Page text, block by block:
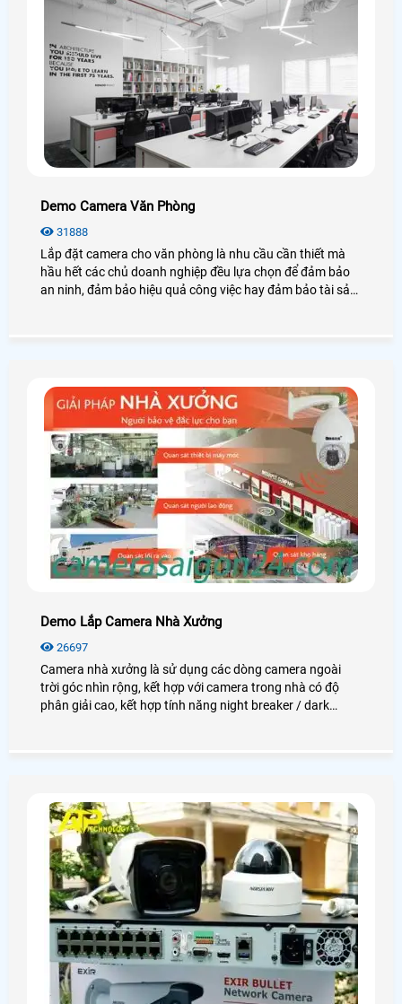
Demo Camera Văn Phòng
31888
Lắp đặt camera cho văn phòng là nhu cầu cần thiết mà
hầu hết các chủ doanh nghiệp đều lựa chọn để đảm bảo
an ninh, đảm bảo hiệu quả công việc hay đảm bảo tài sản
Demo Lắp Camera Nhà Xưởng
26697
Camera nhà xưởng là sử dụng các dòng camera ngoài
trời góc nhìn rộng, kết hợp với camera trong nhà có độ
phân giải cao, kết hợp tính năng night breaker / dark